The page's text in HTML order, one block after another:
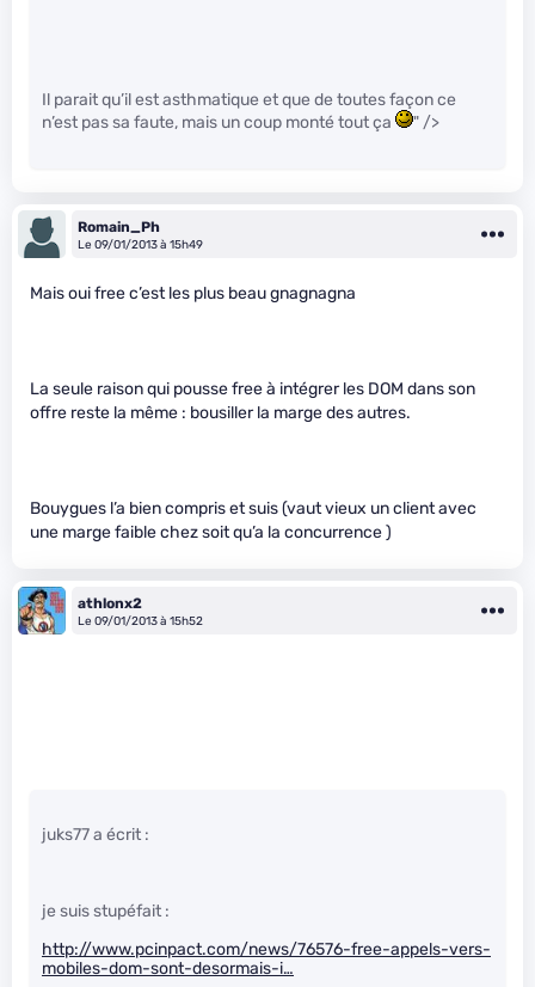
Il parait qu’il est asthmatique et que de toutes façon ce
n’est pas sa faute, mais un coup monté tout ça
" />
Romain_Ph
Le 09/01/2013 à 15h49
Mais oui free c’est les plus beau gnagnagna
La seule raison qui pousse free à intégrer les DOM dans son
offre reste la même : bousiller la marge des autres.
Bouygues l’a bien compris et suis (vaut vieux un client avec
une marge faible chez soit qu’a la concurrence )
athlonx2
Le 09/01/2013 à 15h52
juks77 a écrit :
je suis stupéfait :
http://www.pcinpact.com/news/76576-free-appels-vers-
mobiles-dom-sont-desormais-i…